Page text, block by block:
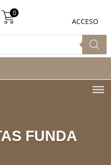
0
ACCESO
0
FUNDA